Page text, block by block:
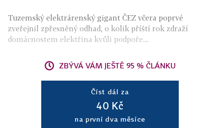
Tuzemský elektrárenský gigant ČEZ včera poprvé
zveřejnil zpřesněný odhad, o kolik příští rok zdraží
domácnostem elektřina kvůli podpoře...
ZBÝVÁ VÁM JEŠTĚ 95 % ČLÁNKU
Číst dál za
40 Kč
na první dva měsíce